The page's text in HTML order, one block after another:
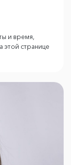
и время,
этой странице